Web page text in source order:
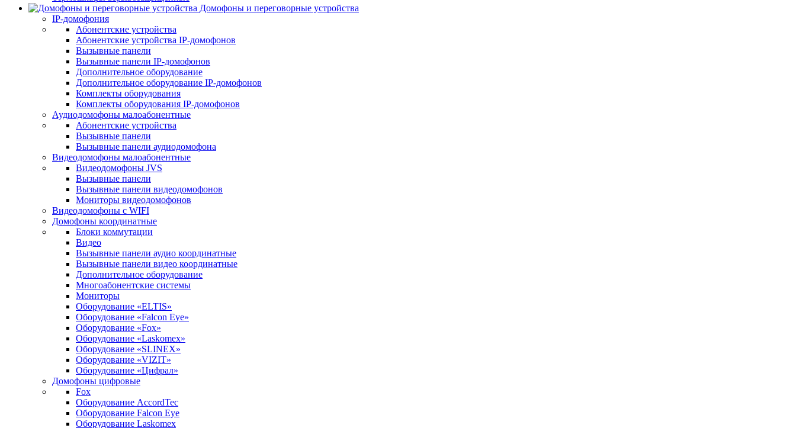
Домофоны и переговорные устройства
IP-домофония
Абонентские устройства
Абонентские устройства IP-домофонов
Вызывные панели
Вызывные панели IP-домофонов
Дополнительное оборудование
Дополнительное оборудование IP-домофонов
Комплекты оборудования
Комплекты оборудования IP-домофонов
Аудиодомофоны малоабонентные
Абонентские устройства
Вызывные панели
Вызывные панели аудиодомофона
Видеодомофоны малоабонентные
Видеодомофоны JVS
Вызывные панели
Вызывные панели видеодомофонов
Мониторы видеодомофонов
Видеодомофоны с WIFI
Домофоны координатные
Блоки коммутации
Видео
Вызывные панели аудио координатные
Вызывные панели видео координатные
Дополнительное оборудование
Многоабонентские системы
Мониторы
Оборудование «ELTIS»
Оборудование «Falcon Eye»
Оборудование «Fox»
Оборудование «Laskomex»
Оборудование «SLINEX»
Оборудование «VIZIT»
Оборудование «Цифрал»
Домофоны цифровые
Fox
Оборудование AccordTec
Оборудование Falcon Eye
Оборудование Laskomex